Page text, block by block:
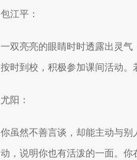
包江平：
一双亮亮的眼睛时时透露出灵
按时到校，积极参加课间活动。
尤阳：
你虽然不善言谈，却能主动与
动，说明你也有活泼的一面。